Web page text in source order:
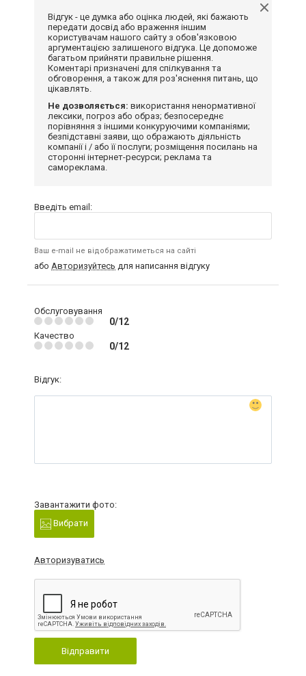
Відгук - це думка або оцінка людей, які бажають
передати досвід або враження іншим
користувачам нашого сайту з обов'язковою
аргументацією залишеного відгука. Це допоможе
багатьом прийняти правильне рішення.
Коментарі призначені для спілкування та
обговорення, а також для роз'яснення питань, що
цікавлять.
Не дозволяється: використання ненормативної
лексики, погроз або образ; безпосереднє
порівняння з іншими конкуруючими компаніями;
безпідставні заяви, що ображають діяльність
компанії і / або її послуги; розміщення посилань на
сторонні інтернет-ресурси; реклама та
самореклама.
Введіть email:
Ваш e-mail не відображатиметься на сайті
або Авторизуйтесь для написання відгуку
Обслуговування
0/12
Качество
0/12
Відгук:
Завантажити фото:
Вибрати
Авторизуватись
Відправити